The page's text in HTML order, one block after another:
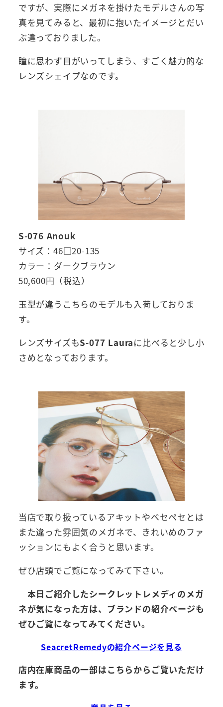
ですが、実際にメガネを掛けたモデルさんの写
真を見てみると、最初に抱いたイメージとだい
ぶ違っておりました。
瞳に思わず目がいってしまう、すごく魅力的な
レンズシェイプなのです。
S-076 Anouk
サイズ：46□20-135
カラー：ダークブラウン
50,600円（税込）
玉型が違うこちらのモデルも入荷しておりま
す。
レンズサイズもS-077 Lauraに比べると少し小
さめとなっております。
当店で取り扱っているアキットやベセペセとは
また違った雰囲気のメガネで、きれいめのファ
ッションにもよく合うと思います。
ぜひ店頭でご覧になってみて下さい。
本日ご紹介したシークレットレメディのメガ
ネが気になった方は、ブランドの紹介ページも
ぜひご覧になってみてください。
SeacretRemedyの紹介ページを見る
店内在庫商品の一部はこちらからご覧いただけ
ます。